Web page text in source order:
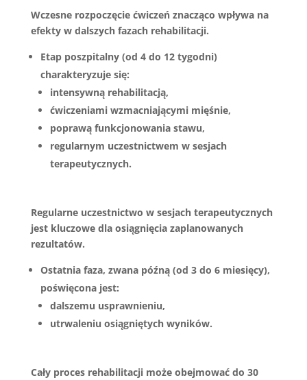
Wczesne rozpoczęcie ćwiczeń znacząco wpływa na
efekty w dalszych fazach rehabilitacji.
Etap poszpitalny (od 4 do 12 tygodni)
charakteryzuje się:
intensywną rehabilitacją,
ćwiczeniami wzmacniającymi mięśnie,
poprawą funkcjonowania stawu,
regularnym uczestnictwem w sesjach
terapeutycznych.
Regularne uczestnictwo w sesjach terapeutycznych
jest kluczowe dla osiągnięcia zaplanowanych
rezultatów.
Ostatnia faza, zwana późną (od 3 do 6 miesięcy),
poświęcona jest:
dalszemu usprawnieniu,
utrwaleniu osiągniętych wyników.
Cały proces rehabilitacji może obejmować do 30